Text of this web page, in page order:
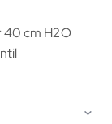
40 cm H2O